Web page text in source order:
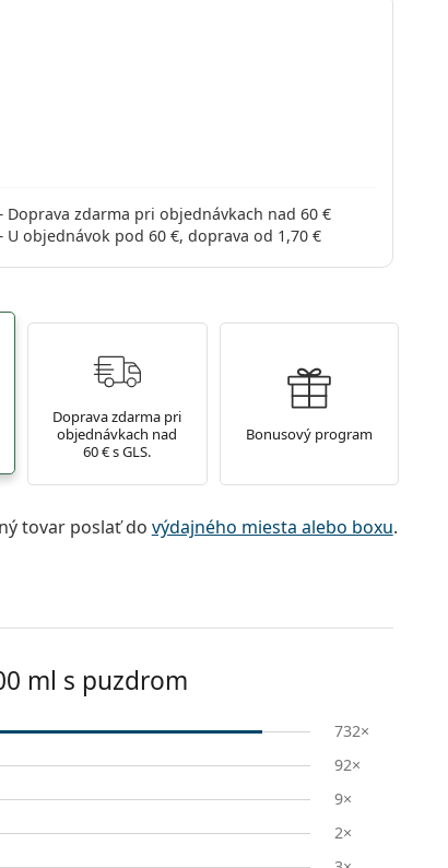
Doprava zdarma pri objednávkach nad 60 €
U objednávok pod 60 €, doprava od 1,70 €
Doprava zdarma pri
objednávkach nad
60 € s GLS.
Bonusový program
tovar poslať do výdajného miesta alebo boxu.
ml s puzdrom
732×
92×
9×
2×